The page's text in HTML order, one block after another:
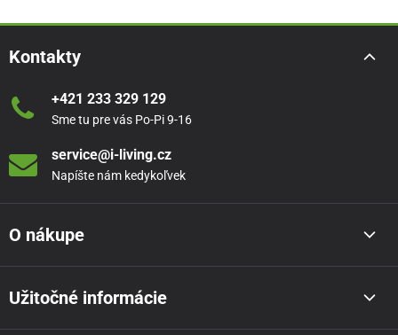
Kontakty
+421 233 329 129
Sme tu pre vás Po-Pi 9-16
service@i-living.cz
Napíšte nám kedykoľvek
O nákupe
Užitočné informácie